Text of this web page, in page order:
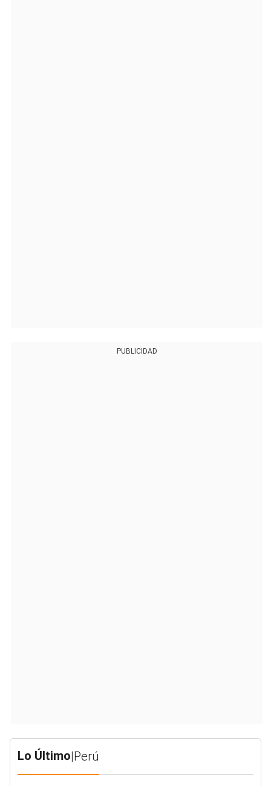
PUBLICIDAD
Lo Último|Perú